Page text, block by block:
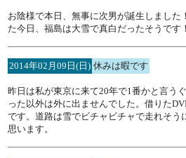
お陰様で本日、無事に次男が誕生しまし
た今日、福島は大雪で真白だったそうで
2014年02月09日(日) 休みは暇です
昨日は私が東京に来て20年で1番かと言う
った以外は外に出ませんでした。借りた
です。道路は雪でビチャビチャで走れそ
思います。